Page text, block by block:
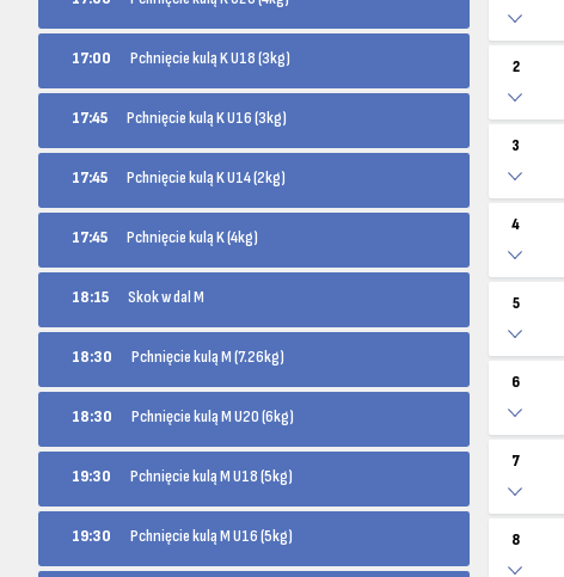
17:00 Pchnięcie kulą K U18 (3kg)
17:45 Pchnięcie kulą K U16 (3kg)
17:45 Pchnięcie kulą K U14 (2kg)
17:45 Pchnięcie kulą K (4kg)
18:15 Skok w dal M
18:30 Pchnięcie kulą M (7.26kg)
18:30 Pchnięcie kulą M U20 (6kg)
19:30 Pchnięcie kulą M U18 (5kg)
19:30 Pchnięcie kulą M U16 (5kg)
2
3
4
5
6
7
8